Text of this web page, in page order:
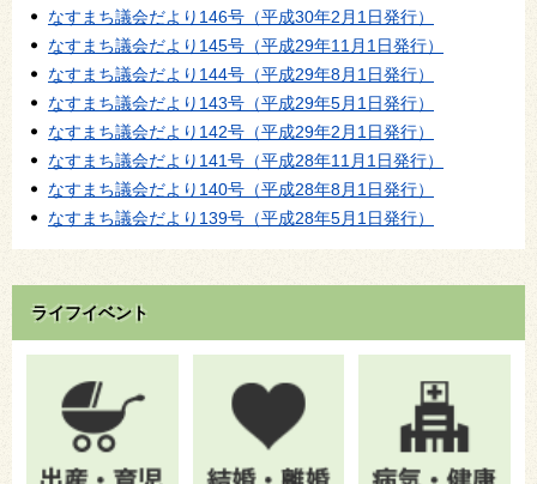
なすまち議会だより146号（平成30年2月1日発行）
なすまち議会だより145号（平成29年11月1日発行）
なすまち議会だより144号（平成29年8月1日発行）
なすまち議会だより143号（平成29年5月1日発行）
なすまち議会だより142号（平成29年2月1日発行）
なすまち議会だより141号（平成28年11月1日発行）
なすまち議会だより140号（平成28年8月1日発行）
なすまち議会だより139号（平成28年5月1日発行）
ライフイベント